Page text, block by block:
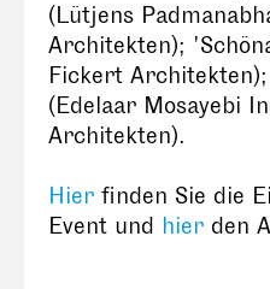
(Lütjens
Architekten);
Fickert
(Edelaar Mosayebi
Architekten).
Hier finden Sie die
Event und hier den